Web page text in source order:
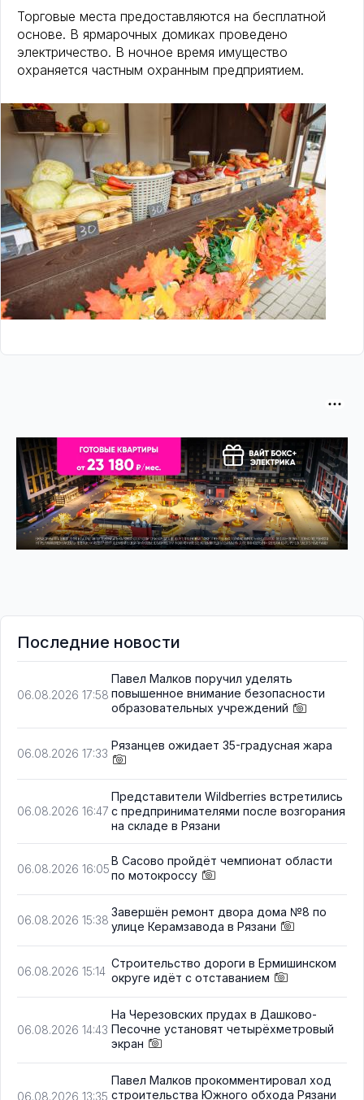
Торговые места предоставляются на бесплатной
основе. В ярмарочных домиках проведено
электричество. В ночное время имущество
охраняется частным охранным предприятием.
Последние новости
06.08.2026 17:58
Павел Малков поручил уделять
повышенное внимание безопасности
образовательных учреждений
06.08.2026 17:33
Рязанцев ожидает 35-градусная жара
06.08.2026 16:47
Представители Wildberries встретились
с предпринимателями после возгорания
на складе в Рязани
06.08.2026 16:05
В Сасово пройдёт чемпионат области
по мотокроссу
06.08.2026 15:38
Завершён ремонт двора дома №8 по
улице Керамзавода в Рязани
06.08.2026 15:14
Строительство дороги в Ермишинском
округе идёт с отставанием
06.08.2026 14:43
На Черезовских прудах в Дашково-
Песочне установят четырёхметровый
экран
06.08.2026 13:35
Павел Малков прокомментировал ход
строительства Южного обхода Рязани